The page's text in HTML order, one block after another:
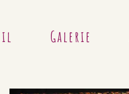
Galerie